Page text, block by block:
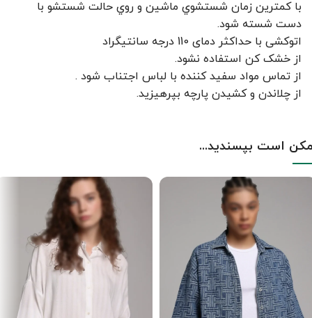
با کمترين زمان شستشوي ماشين و روي حالت شستشو با
دست شسته شود.
اتوکشی با حداکثر دمای 110 درجه سانتیگراد
از خشک کن استفاده نشود.
از تماس مواد سفید کننده با لباس اجتناب شود .
از چلاندن و کشيدن پارچه بپرهيزيد.
است بپسندید...